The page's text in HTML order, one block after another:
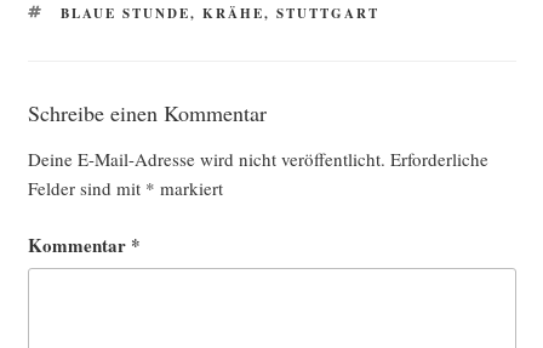
SCHLAGWÖRTER
BLAUE STUNDE, KRÄHE, STUTTGART
Schreibe einen Kommentar
Deine E-Mail-Adresse wird nicht veröffentlicht. Erforderliche
Felder sind mit * markiert
Kommentar *